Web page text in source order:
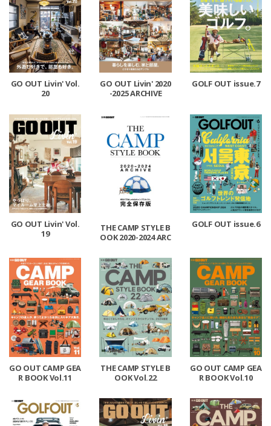
GO OUT Livin' Vol.
20
GO OUT Livin' 2020
-2025 ARCHIVE
GOLF OUT issue.7
GO OUT Livin' Vol.
19
THE CAMP STYLE B
OOK 2020-2024 ARC
GOLF OUT issue.6
GO OUT CAMP GEA
R BOOK Vol.11
THE CAMP STYLE B
OOK Vol.22
GO OUT CAMP GEA
R BOOK Vol.10